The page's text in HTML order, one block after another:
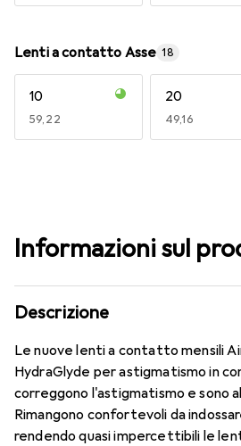
Lenti a contatto Asse 18
10
EUR
59,22
20
EUR
49,16
Informazioni sul
Descrizione
Le nuove lenti a contatto mensili
HydraGlyde per astigmatismo in
correggono l'astigmatismo e sono
Rimangono confortevoli da
rendendo quasi impercettibili le